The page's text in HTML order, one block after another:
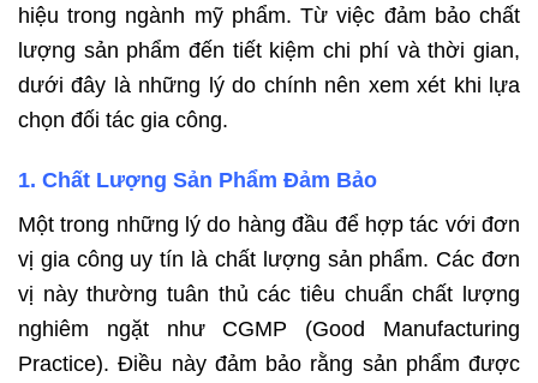
hiệu trong ngành mỹ phẩm. Từ việc đảm bảo chất
lượng sản phẩm đến tiết kiệm chi phí và thời gian,
dưới đây là những lý do chính nên xem xét khi lựa
chọn đối tác gia công.
1. Chất Lượng Sản Phẩm Đảm Bảo
Một trong những lý do hàng đầu để hợp tác với đơn
vị gia công uy tín là chất lượng sản phẩm. Các đơn
vị này thường tuân thủ các tiêu chuẩn chất lượng
nghiêm ngặt như CGMP (Good Manufacturing
Practice). Điều này đảm bảo rằng sản phẩm được